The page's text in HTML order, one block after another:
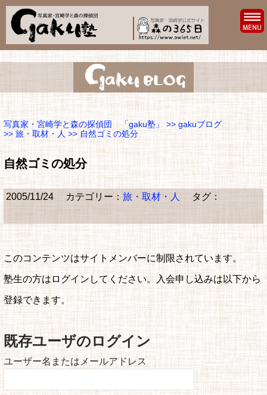
写真家・宮崎学と森の探偵団 「gaku塾」 >> gakuブログ
>> 旅・取材・人 >> 自然ゴミの処分
自然ゴミの処分
2005/11/24 カテゴリー： 旅・取材・人 タグ：
このコンテンツはサイトメンバーに制限されています。
塾生の方はログインしてください。入会申し込みは以下から
登録できます。
既存ユーザのログイン
ユーザー名またはメールアドレス